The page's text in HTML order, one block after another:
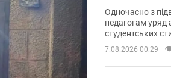
Одночасно з
педагогам уряд
студентських
7.08.2026 00:29